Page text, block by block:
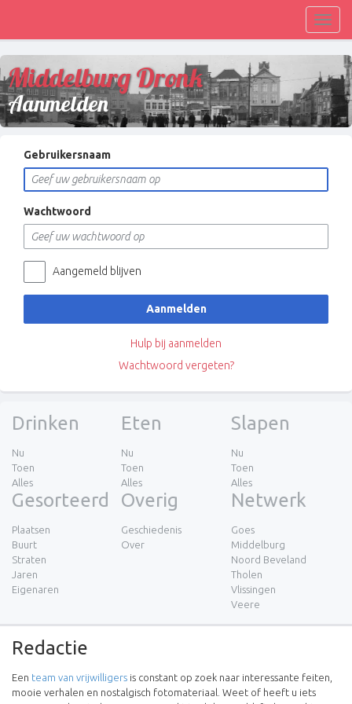
Middelburg Dronk
Aanmelden
Gebruikersnaam
Wachtwoord
Aangemeld blijven
Aanmelden
Hulp bij aanmelden
Wachtwoord vergeten?
Drinken
Nu
Toen
Alles
Eten
Nu
Toen
Alles
Slapen
Nu
Toen
Alles
Gesorteerd
Plaatsen
Buurt
Straten
Jaren
Eigenaren
Overig
Geschiedenis
Over
Netwerk
Goes
Middelburg
Noord Beveland
Tholen
Vlissingen
Veere
Redactie
Een team van vrijwilligers is constant op zoek naar interessante feiten,
mooie verhalen en nostalgisch fotomateriaal. Weet of heeft u iets